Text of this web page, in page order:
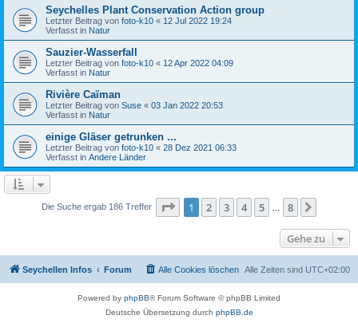
Seychelles Plant Conservation Action group
Letzter Beitrag von foto-k10 « 12 Jul 2022 19:24
Verfasst in Natur
Sauzier-Wasserfall
Letzter Beitrag von foto-k10 « 12 Apr 2022 04:09
Verfasst in Natur
Rivière Caïman
Letzter Beitrag von Suse « 03 Jan 2022 20:53
Verfasst in Natur
einige Gläser getrunken ...
Letzter Beitrag von foto-k10 « 28 Dez 2021 06:33
Verfasst in Andere Länder
Die Suche ergab 186 Treffer Seite 1von
1 2 3 4 5 8
Gehe zu
Seychellen Infos Forum Alle Zeiten sind UTC+02:00
Alle Cookies löschen
Powered by phpBB® Forum Software © phpBB Limited
Deutsche Übersetzung durch phpBB.de